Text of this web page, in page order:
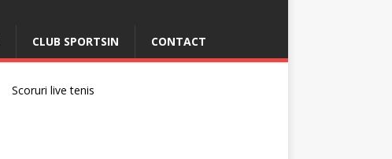
CLUB SPORTSIN CONTACT
Scoruri live tenis